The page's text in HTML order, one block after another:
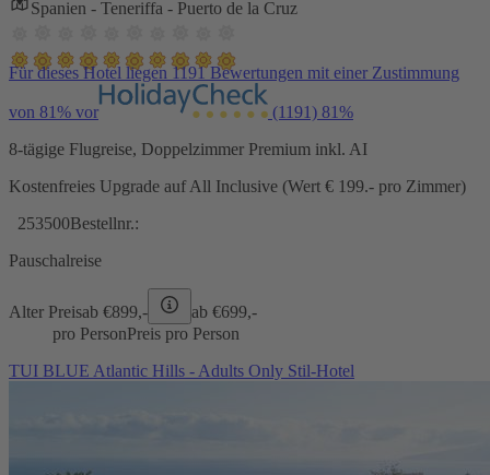
Spanien - Teneriffa - Puerto de la Cruz
Für dieses Hotel liegen 1191 Bewertungen mit einer Zustimmung
von 81% vor (1191) 81%
8-tägige Flugreise, Doppelzimmer Premium inkl. AI
Kostenfreies Upgrade auf All Inclusive (Wert € 199.- pro Zimmer)
253500Bestellnr.:
Pauschalreise
Alter Preisab €899,- ab €699,-
pro PersonPreis pro Person
TUI BLUE Atlantic Hills - Adults Only Stil-Hotel